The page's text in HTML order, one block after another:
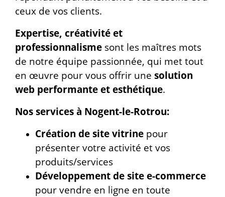
ceux de vos clients.
Expertise, créativité et
professionnalisme sont les maîtres mots
de notre équipe passionnée, qui met tout
en œuvre pour vous offrir une solution
web performante et esthétique.
Nos services à Nogent-le-Rotrou:
Création de site vitrine pour
présenter votre activité et vos
produits/services
Développement de site e-commerce
pour vendre en ligne en toute